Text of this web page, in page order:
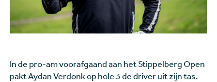
In de pro-am voorafgaand aan het Stippelberg Open
pakt Aydan Verdonk op hole 3 de driver uit zijn tas.